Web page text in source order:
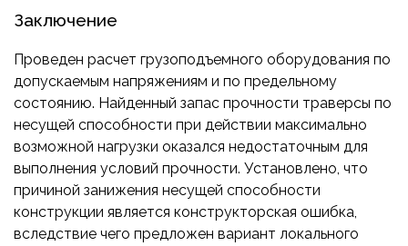
Заключение
Проведен расчет грузоподъемного оборудования по
допускаемым напряжениям и по предельному
состоянию. Найденный запас прочности траверсы по
несущей способности при действии максимально
возможной нагрузки оказался недостаточным для
выполнения условий прочности. Установлено, что
причиной занижения несущей способности
конструкции является конструкторская ошибка,
вследствие чего предложен вариант локального